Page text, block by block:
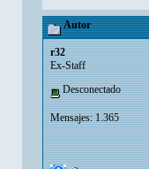
Autor
r32
Ex-Staff
Desconectado
Mensajes: 1.365